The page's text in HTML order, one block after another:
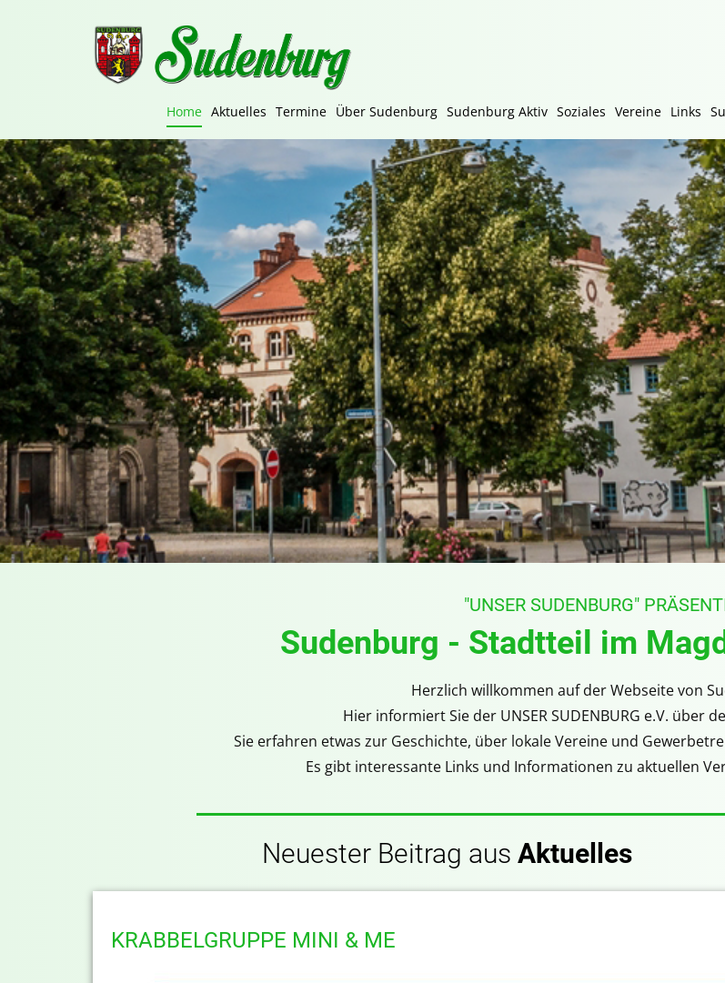
Home Aktuelles Termine Über Sudenburg Sudenburg Aktiv Soziales Vereine Links
"UNSER SUDENBURG"
Sudenburg - Stadtteil im
Herzlich willkommen auf der Webseite von
Hier informiert Sie der UNSER SUDENBURG e.V. über
Sie erfahren etwas zur Geschichte, über lokale Vereine und
Es gibt interessante Links und Informationen zu aktuellen
Neuester Beitrag aus Aktuelles
KRABBELGRUPPE MINI & ME